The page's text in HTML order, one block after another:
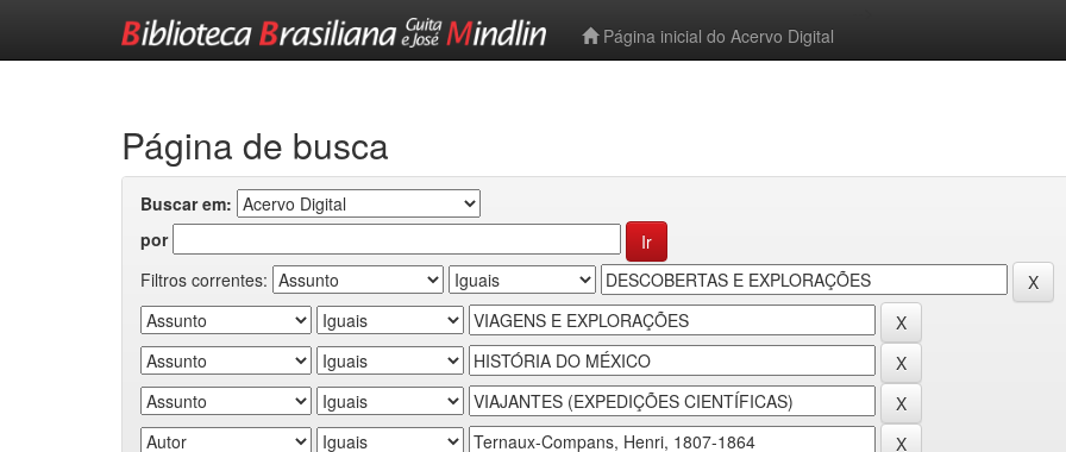
Página inicial do Acervo Digital
Página de busca
Buscar em:
por
Filtros correntes: